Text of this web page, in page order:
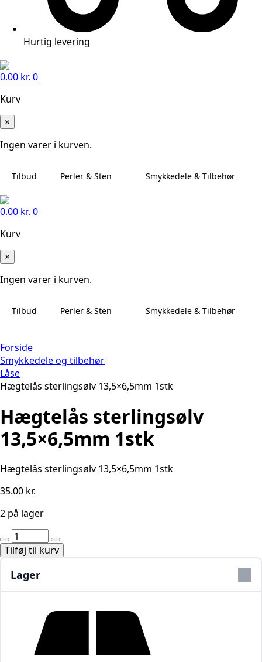
Hurtig levering
0.00 kr. 0
Kurv
×
Ingen varer i kurven.
Tilbud Perler & Sten Smykkedele & Tilbehør
0.00 kr. 0
Kurv
×
Ingen varer i kurven.
Tilbud Perler & Sten Smykkedele & Tilbehør
Forside
Smykkedele og tilbehør
Låse
Hægtelås sterlingsølv 13,5×6,5mm 1stk
Hægtelås sterlingsølv
13,5×6,5mm 1stk
Hægtelås sterlingsølv 13,5×6,5mm 1stk
35.00 kr.
2 på lager
Hægtelås
sterlingsølv
13,5x6,5mm
1stk
Tilføj til kurv
Lager